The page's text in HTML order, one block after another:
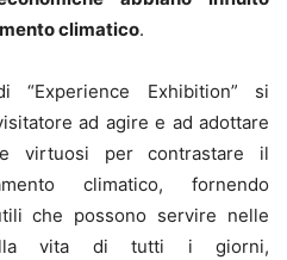
climatico.
Exhibition” si
ad agire e ad adottare
virtuosi per contrastare il
climatico, fornendo
che possono servire nelle
vita di tutti i giorni,